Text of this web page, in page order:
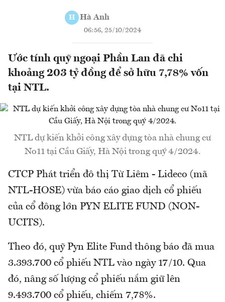
H Hà Anh
06:56, 25/10/2024
Ước tính quỹ ngoại Phần Lan đã chi
khoảng 203 tỷ đồng để sở hữu 7,78% vốn
tại NTL.
NTL dự kiến khởi công xây dựng tòa nhà chung cư
No11 tại Cầu Giấy, Hà Nội trong quý 4/2024.
CTCP Phát triển đô thị Từ Liêm - Lideco (mã
NTL-HOSE) vừa báo cáo giao dịch cổ phiếu
của cổ đông lớn PYN ELITE FUND (NON-
UCITS).
Theo đó, quỹ Pyn Elite Fund thông báo đã mua
3.393.700 cổ phiếu NTL vào ngày 17/10. Qua
đó, nâng số lượng cổ phiếu nắm giữ lên
9.493.700 cổ phiếu, chiếm 7,78%.